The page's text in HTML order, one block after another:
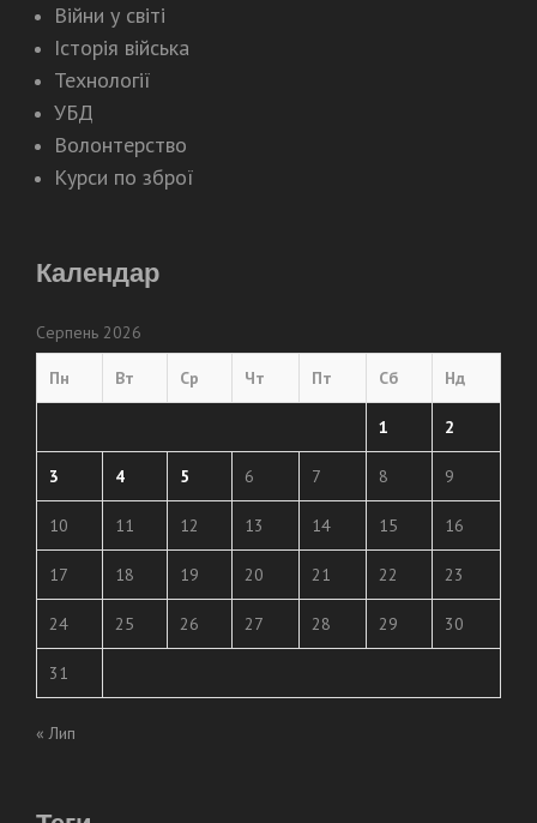
Війни у світі
Історія війська
Технології
УБД
Волонтерство
Курси по зброї
Календар
Серпень 2026
Пн Вт Ср Чт Пт Сб Нд
1 2
3 4 5 6 7 8 9
10 11 12 13 14 15 16
17 18 19 20 21 22 23
24 25 26 27 28 29 30
31
« Лип